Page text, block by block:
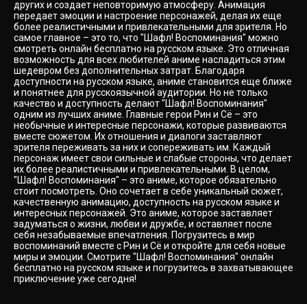
других и создает неповторимую атмосферу. Анимация
передает эмоции и настроение персонажей, делая их еще
более реалистичными и привлекательными для зрителя. Но
самое главное – это то, что "Шафл! Воспоминания" можно
смотреть онлайн бесплатно на русском языке. Это отличная
возможность для всех любителей аниме насладиться этим
шедевром без дополнительных затрат. Благодаря
доступности на русском языке, аниме становится еще ближе
и понятнее для русскоязычной аудитории. Но не только
качество и доступность делают "Шафл! Воспоминания"
одним из лучших аниме. Главные герои Рин и Сё – это
необычные и интересные персонажи, которые развиваются
вместе сюжетом. Их отношения и диалоги заставляют
зрителя переживать за них и сопереживать им. Каждый
персонаж имеет свои сильные и слабые стороны, что делает
их более реалистичными и привлекательными. В целом,
"Шафл! Воспоминания" – это аниме, которое обязательно
стоит посмотреть. Оно сочетает в себе уникальный сюжет,
качественную анимацию, доступность на русском языке и
интересных персонажей. Это аниме, которое заставляет
задуматься о жизни, любви и дружбе, и оставляет после
себя незабываемые впечатления. Погрузитесь в мир
воспоминаний вместе с Рин и Сё и откройте для себя новые
миры и эмоции. Смотрите "Шафл! Воспоминания" онлайн
бесплатно на русском языке и погрузитесь в захватывающее
приключение уже сегодня!